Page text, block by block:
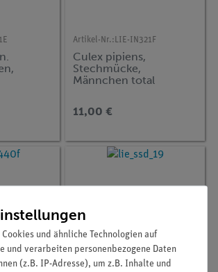
Artikel-Nr.: LIE-IN321F
Culex pipiens,
Stechmücke,
Männchen total
11,00 €
und ähnliche Technologien auf
und verarbeiten personenbezogene Daten
(z.B. IP-Adresse), um z.B. Inhalte und